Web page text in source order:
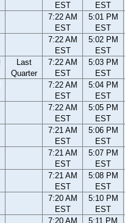
EST
EST
7:22 AM
EST
5:01 PM
EST
7:22 AM
EST
5:02 PM
EST
Last
Quarter
7:22 AM
EST
5:03 PM
EST
7:22 AM
EST
5:04 PM
EST
7:22 AM
EST
5:05 PM
EST
7:21 AM
EST
5:06 PM
EST
7:21 AM
EST
5:07 PM
EST
7:21 AM
EST
5:08 PM
EST
7:20 AM
EST
5:10 PM
EST
7:20 AM
5:11 PM